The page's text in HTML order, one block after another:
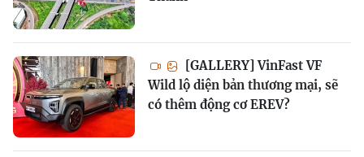
[GALLERY] VinFast VF
Wild lộ diện bản thương mại, sẽ
có thêm động cơ EREV?